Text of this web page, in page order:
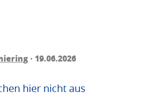
· 19.06.2026
hier nicht aus